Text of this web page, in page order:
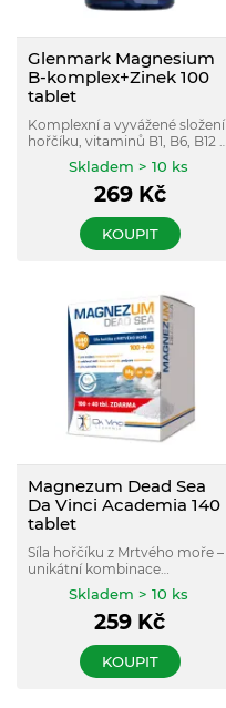
Glenmark Magnesium
B-komplex+Zinek 100
tablet
Komplexní a vyvážené složení
hořčíku, vitaminů B1, B6, B12 a
zinku. Vhodný při příznacích
únavy a vyčerpání, při vyšší
psychické a fyzické zátěži, při
Skladem > 10 ks
269Kč
KOUPIT
Magnezum Dead Sea
Da Vinci Academia 140
tablet
Síla hořčíku z Mrtvého moře –
unikátní kombinace
přírodního hořčíku z Mrtvého
moře s vitaminy B6 a B12 pro
snížení únavy a vyčerpání.
Skladem > 10 ks
259 Kč
KOUPIT